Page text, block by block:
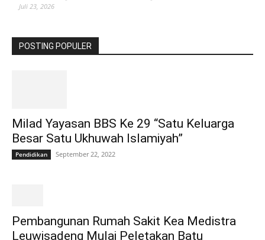
Juli 23, 2026
POSTING POPULER
Milad Yayasan BBS Ke 29 “Satu Keluarga
Besar Satu Ukhuwah Islamiyah”
Pendidikan September 22, 2022
Pembangunan Rumah Sakit Kea Medistra
Leuwisadeng Mulai Peletakan Batu